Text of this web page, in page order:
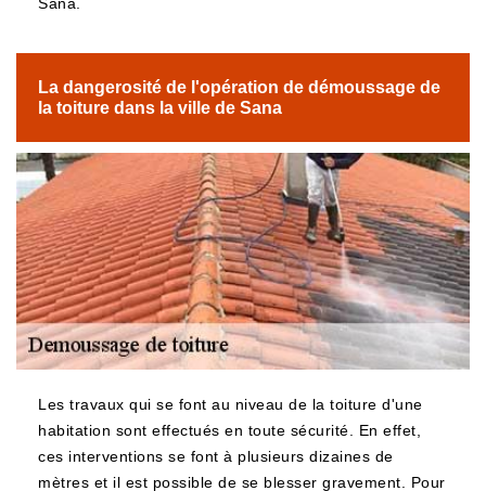
La dangerosité de l'opération de démoussage de
la toiture dans la ville de Sana
Les travaux qui se font au niveau de la toiture d'une
habitation sont effectués en toute sécurité. En effet,
ces interventions se font à plusieurs dizaines de
mètres et il est possible de se blesser gravement. Pour